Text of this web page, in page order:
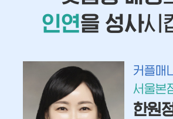
인연을 성사시
커플매니저
서울본점
한원정